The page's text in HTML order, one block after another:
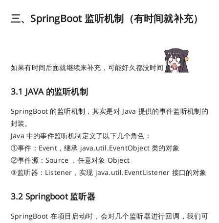
三、SpringBoot 监听机制（有时间就补充）
如果有时间后面就继续来补充，可能好久都没时间
3.1 JAVA 的监听机制
SpringBoot 的监听机制，其实是对 Java 提供的事件监听机制的
封装。
Java 中的事件监听机制定义了以下几个角色：
①事件：Event，继承 java.util.EventObject 类的对象
②事件源：Source ，任意对象 Object
③监听器：Listener，实现 java.util.EventListener 接口的对象
3.2 Springboot 监听器
SpringBoot 在项目启动时，会对几个监听器进行回调，我们可